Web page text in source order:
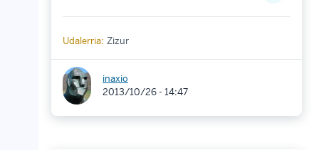
Udalerria: Zizur
inaxio
2013/10/26 - 14:47